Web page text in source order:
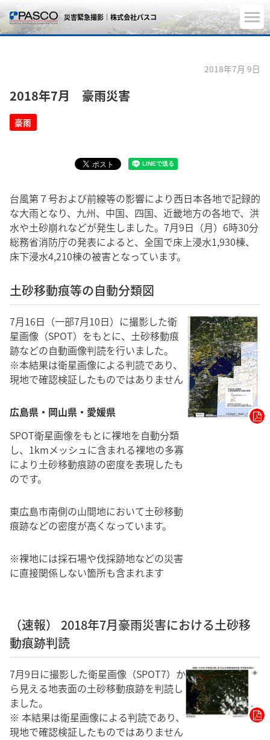
災害緊急撮影｜株式会社パスコ
2018年7月 9日
2018年7月 豪雨災害
豪雨
台風第７号および前線等の影響により西日本各地で記録的
な大雨となり、九州、中国、四国、近畿地方の各地で、洪
水や土砂崩れなどが発生しました。7月9日（月）6時30分
総務省消防庁の発表によると、全国で床上浸水1,930棟、
床下浸水4,210棟の被害となっています。
土砂移動痕等の自動分類図
7月16日（一部7月10日）に撮影した衛
星画像（SPOT）をもとに、土砂移動痕
跡などの自動画像判読を行いました。
※本結果は衛星画像による判読であり、
現地で確認検証したものではありません
広島県・岡山県・愛媛県
SPOT衛星画像をもとに裸地を自動分類
し、1kmメッシュに含まれる裸地の多寡
により土砂移動痕跡の密度を表現したも
のです。
東広島市南側の山間地において土砂移動
痕跡などの密度が高くなっています。
※裸地には採石場や伐採跡地などの災害
に直接関係しない箇所も含まれます
（速報） 2018年7月豪雨災害における土砂移
動痕跡判読
7月9日に撮影した衛星画像（SPOT7）か
ら見える地表面の土砂移動痕跡を判読し
ました。
※ 本結果は衛星画像による判読であり、
現地で確認検証したものではありません